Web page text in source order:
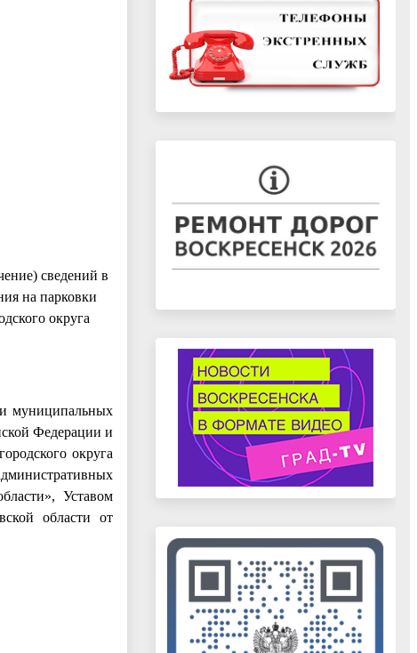
сведений в
на парковки
округа
муниципальных
Федерации и
округа
Уставом
области от